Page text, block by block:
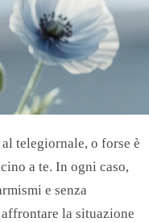
telegiornale, o forse è
a te. In ogni caso,
e senza
la situazione